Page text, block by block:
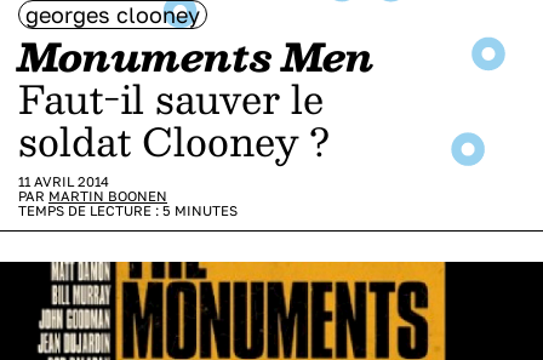
georges clooney
Monuments Men
Faut-il sauver le
soldat Clooney ?
11 AVRIL 2014
PAR MARTIN BOONEN
TEMPS DE LECTURE : 5 MINUTES